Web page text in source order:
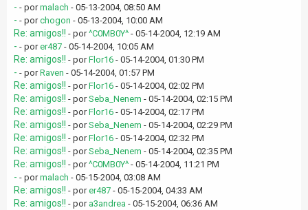
- - pormalach - 05-13-2004, 08:50 AM
- - porchogon - 05-13-2004, 10:00 AM
Re: amigos!! - por^C0MB0Y^ - 05-14-2004, 12:19 AM
- - porer487 - 05-14-2004, 10:05 AM
Re: amigos!! - porFlor16 - 05-14-2004, 01:30 PM
- - porRaven - 05-14-2004, 01:57 PM
Re: amigos!! - porFlor16 - 05-14-2004, 02:02 PM
Re: amigos!! - porSeba_Nenem - 05-14-2004, 02:15 PM
Re: amigos!! - porFlor16 - 05-14-2004, 02:17 PM
Re: amigos!! - porSeba_Nenem - 05-14-2004, 02:29 PM
Re: amigos!! - porFlor16 - 05-14-2004, 02:32 PM
Re: amigos!! - porSeba_Nenem - 05-14-2004, 02:35 PM
Re: amigos!! - por^C0MB0Y^ - 05-14-2004, 11:21 PM
- - pormalach - 05-15-2004, 03:08 AM
Re: amigos!! - porer487 - 05-15-2004, 04:33 AM
Re: amigos!! - por a3andrea - 05-15-2004, 06:36 AM